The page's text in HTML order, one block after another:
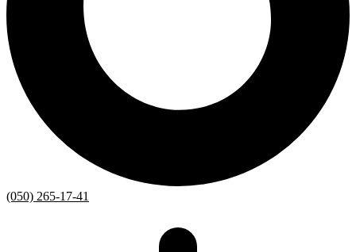
(050) 265-17-41